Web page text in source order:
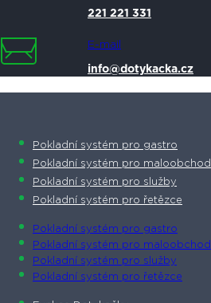
221 221 331
E-mail
info@dotykacka.cz
Pokladní systém pro gastro
Pokladní systém pro maloobchod
Pokladní systém pro služby
Pokladní systém pro řetězce
Pokladní systém pro gastro
Pokladní systém pro maloobchod
Pokladní systém pro služby
Pokladní systém pro řetězce